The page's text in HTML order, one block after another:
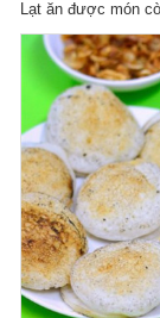
Lạt ăn được món